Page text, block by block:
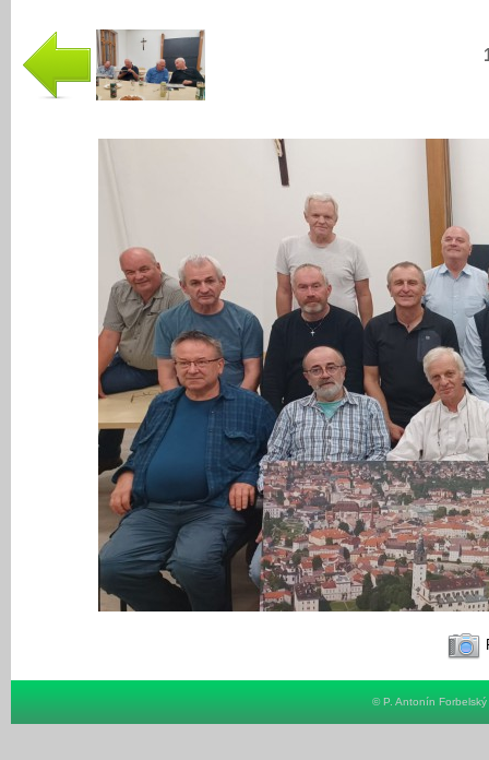
© P. Antonín